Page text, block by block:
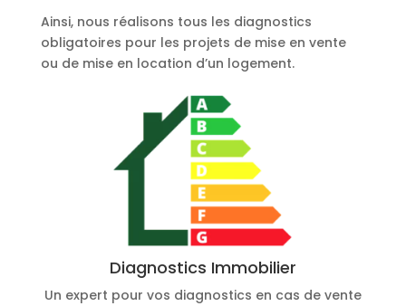
Ainsi, nous réalisons tous les diagnostics
obligatoires pour les projets de mise en vente
ou de mise en location d’un logement.
Diagnostics Immobilier
Un expert pour vos diagnostics en cas de vente